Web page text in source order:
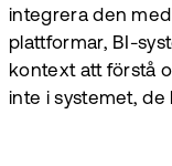
integrera den
plattformar, BI-
kontext att förstå
inte i systemet, de